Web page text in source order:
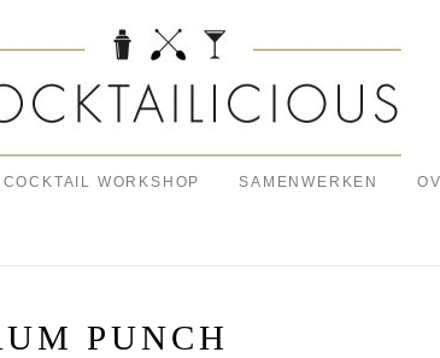
COCKTAIL WORKSHOP SAMENWERKEN
PUNCH